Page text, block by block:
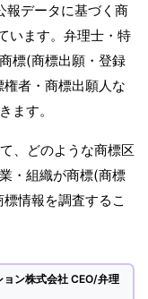
報データに基づく商
います。弁理士・特
標(商標出願・登録
者・商標出願人な
ます。
、どのような商標区
・組織が商標(商標
情報を調査するこ
ン株式会社 CEO/弁理